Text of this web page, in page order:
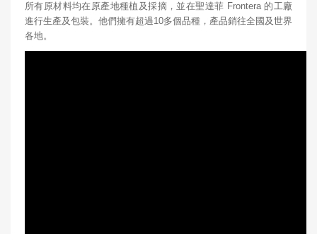
所有原材料均在原產地種植及採摘，並在聖達菲 Frontera 的工廠
進行生產及包裝。他們擁有超過10多個品種，產品銷往全國及世界
各地。